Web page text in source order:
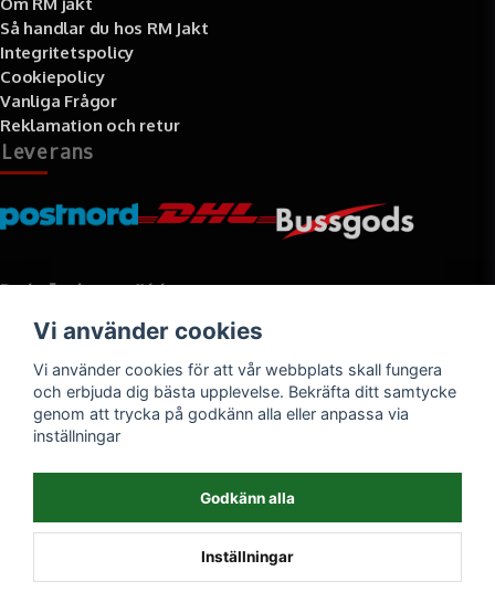
Om RM jakt
Så handlar du hos RM Jakt
Integritetspolicy
Cookiepolicy
Vanliga Frågor
Reklamation och retur
Leverans
Betalningssätt
Vi använder cookies
Vi använder cookies för att vår webbplats skall fungera
och erbjuda dig bästa upplevelse. Bekräfta ditt samtycke
genom att trycka på godkänn alla eller anpassa via
inställningar
Godkänn alla
Inställningar